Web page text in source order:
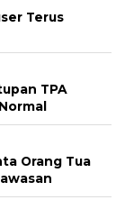
Terus
TPA
Orang Tua